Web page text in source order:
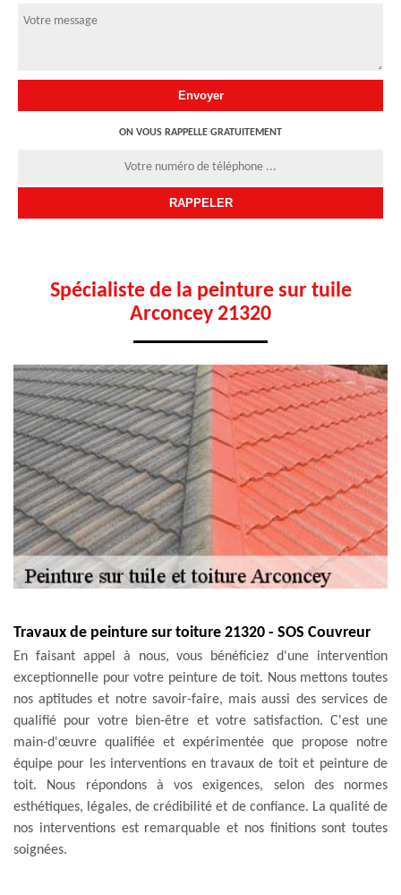
ON VOUS RAPPELLE GRATUITEMENT
Spécialiste de la peinture sur tuile
Arconcey 21320
Travaux de peinture sur toiture 21320 - SOS Couvreur
En faisant appel à nous, vous bénéficiez d'une intervention
exceptionnelle pour votre peinture de toit. Nous mettons toutes
nos aptitudes et notre savoir-faire, mais aussi des services de
qualifié pour votre bien-être et votre satisfaction. C'est une
main-d'œuvre qualifiée et expérimentée que propose notre
équipe pour les interventions en travaux de toit et peinture de
toit. Nous répondons à vos exigences, selon des normes
esthétiques, légales, de crédibilité et de confiance. La qualité de
nos interventions est remarquable et nos finitions sont toutes
soignées.